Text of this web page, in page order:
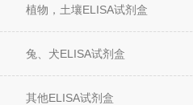
植物，土壤ELISA试剂盒
兔、犬ELISA试剂盒
其他ELISA试剂盒